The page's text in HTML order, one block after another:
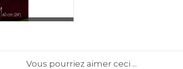
Vous pourriez aimer ceci ...